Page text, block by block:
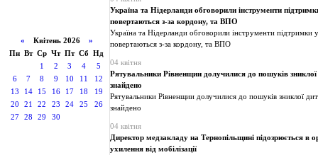
« Квітень 2026 »
Пн Вт Ср Чт Пт Сб Нд
1
2 3 4
5
6
7 8 9 10 11
12
13
14 15 16 17 18
19
20
21 22 23 24 25
26
27
28 29 30
Україна та Нідерланди обговорили інструменти
повертаються з-за кордону, та ВПО
Україна та Нідерланди обговорили інструменти підтримки
повертаються з-за кордону, та ВПО
04 квітня
Рятувальники Рівненщии долучилися до пошуків
знайдено
Рятувальники Рівненщии долучилися до пошуків зниклої
знайдено
04 квітня
Директор медзакладу на Тернопільщині підозрюється в
ухилення від мобілізації